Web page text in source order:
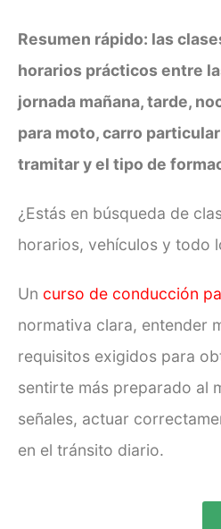
Resumen rápido: las
horarios prácticos entre
jornada mañana, tarde,
para moto, carro
tramitar y el tipo de
¿Estás en búsqueda de
horarios, vehículos y todo
Un curso de conducción
normativa clara, entender
requisitos exigidos para
sentirte más preparado al
señales, actuar
en el tránsito diario.